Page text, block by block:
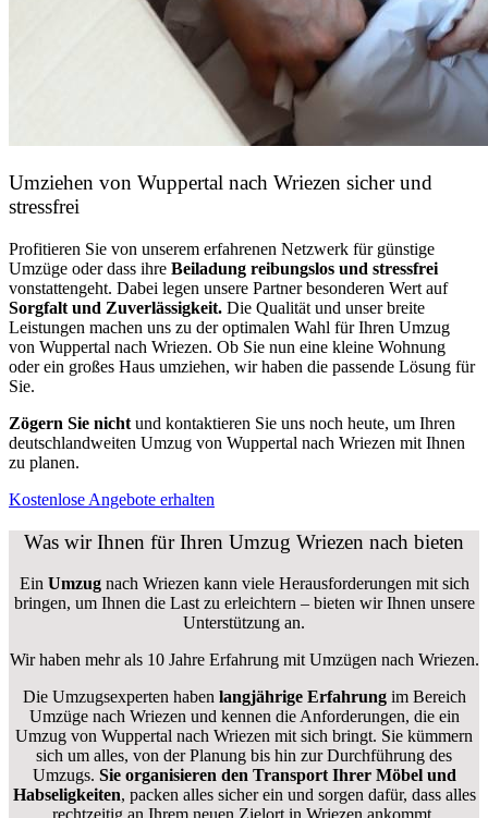
Umziehen von Wuppertal nach Wriezen sicher und
stressfrei
Profitieren Sie von unserem erfahrenen Netzwerk für günstige
Umzüge oder dass ihre Beiladung reibungslos und stressfrei
vonstattengeht. Dabei legen unsere Partner besonderen Wert auf
Sorgfalt und Zuverlässigkeit. Die Qualität und unser breite
Leistungen machen uns zu der optimalen Wahl für Ihren Umzug
von Wuppertal nach Wriezen. Ob Sie nun eine kleine Wohnung
oder ein großes Haus umziehen, wir haben die passende Lösung für
Sie.
Zögern Sie nicht und kontaktieren Sie uns noch heute, um Ihren
deutschlandweiten Umzug von Wuppertal nach Wriezen mit Ihnen
zu planen.
Kostenlose Angebote erhalten
Was wir Ihnen für Ihren Umzug Wriezen nach bieten
Ein Umzugnach Wriezen kann viele Herausforderungen mit sich
bringen, um Ihnen die Last zu erleichtern – bieten wir Ihnen unsere
Unterstützung an.
Wir haben mehr als 10 Jahre Erfahrung mit Umzügen nach Wriezen.
Die Umzugsexperten haben langjährige Erfahrungim Bereich
Umzüge nach Wriezen und kennen die Anforderungen, die ein
Umzug von Wuppertal nach Wriezen mit sich bringt. Sie kümmern
sich um alles, von der Planung bis hin zur Durchführung des
Umzugs. Sie organisieren den Transport Ihrer Möbel und
Habseligkeiten, packen alles sicher ein und sorgen dafür, dass alles